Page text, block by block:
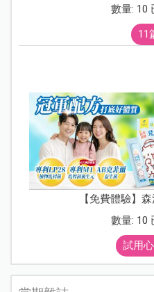
數量: 10
11
【免費體驗】
數量: 10
試用